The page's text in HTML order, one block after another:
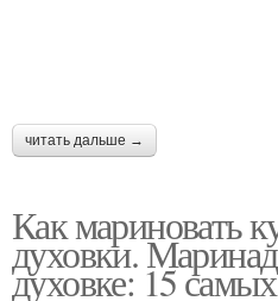
читать дальше →
Как мариновать
духовки.
духовке: 15